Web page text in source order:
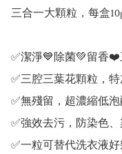
三合一大顆粒，每盒
✅潔淨💙除菌💚留香❤️
✅三腔三葉花顆粒，
✅無殘留，超濃縮低
✅強效去污，防染色
✅一粒可替代洗衣液